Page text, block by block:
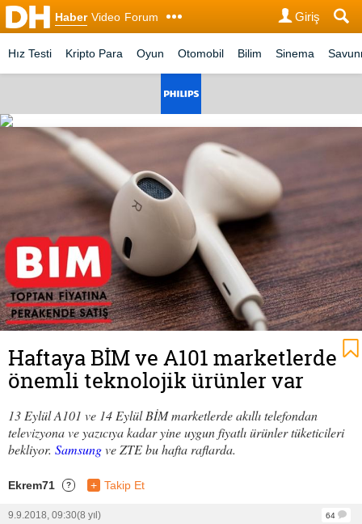
Haber Video Forum Giriş
Hız Testi Kripto Para Oyun Otomobil Bilim Sinema
Haftaya BİM ve A101 marketlerde
önemli teknolojik ürünler var
13 Eylül A101 ve 14 Eylül BİM marketlerde akıllı telefondan
televizyona ve yazıcıya kadar yine uygun fiyatlı ürünler tüketicileri
bekliyor. Samsungve ZTE bu hafta raflarda.
Ekrem71 ? + Takip Et
9.9.2018, 09:30(8 yıl)
64